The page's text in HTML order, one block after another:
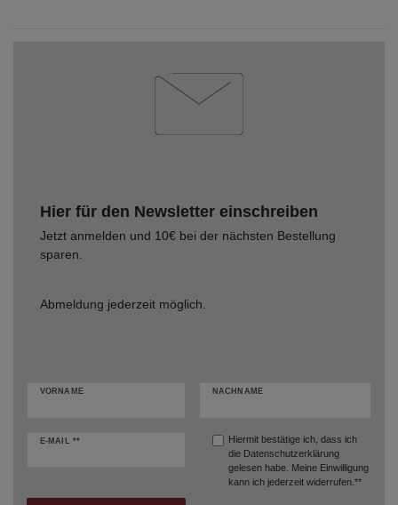
Hier für den Newsletter einschreiben
Jetzt anmelden und 10€ bei der nächsten Bestellung
sparen.
Abmeldung jederzeit möglich.
VORNAME NACHNAME
E-MAIL **
Hiermit bestätige ich, dass ich
die Datenschutzerklärung
gelesen habe. Meine Einwilligung
kann ich jederzeit widerrufen.**